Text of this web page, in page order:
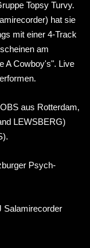
Topsy Turvy.
hat sie
mit einer 4-Track
am
A Cowboy's". Live
aus Rotterdam,
LEWSBERG)
Psych-
Salamirecorder